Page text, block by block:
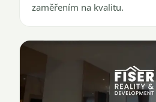
zaměřením na kvalitu.